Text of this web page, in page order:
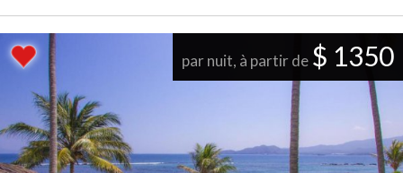
par nuit, à partir de $ 1350